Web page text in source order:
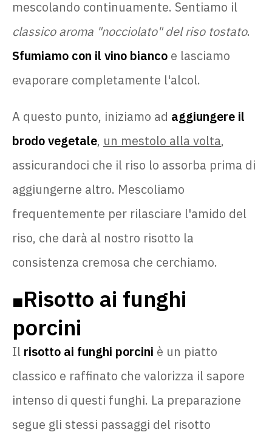
mescolando continuamente. Sentiamo il
classico aroma "nocciolato" del riso tostato.
Sfumiamo con il vino bianco e lasciamo
evaporare completamente l'alcol.
A questo punto, iniziamo ad aggiungere il
brodo vegetale, un mestolo alla volta,
assicurandoci che il riso lo assorba prima di
aggiungerne altro. Mescoliamo
frequentemente per rilasciare l'amido del
riso, che darà al nostro risotto la
consistenza cremosa che cerchiamo.
🟧Risotto ai funghi
porcini
Il risotto ai funghi porcini è un piatto
classico e raffinato che valorizza il sapore
intenso di questi funghi. La preparazione
segue gli stessi passaggi del risotto